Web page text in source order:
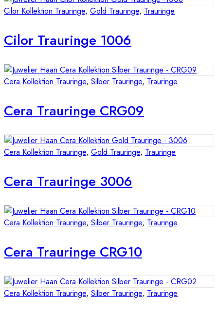
Cilor Kollektion Trauringe, Gold Trauringe, Trauringe
Cilor Trauringe 1006
Cera Kollektion Trauringe, Silber Trauringe, Trauringe
Cera Trauringe CRG09
Cera Kollektion Trauringe, Gold Trauringe, Trauringe
Cera Trauringe 3006
Cera Kollektion Trauringe, Silber Trauringe, Trauringe
Cera Trauringe CRG10
Cera Kollektion Trauringe, Silber Trauringe, Trauringe